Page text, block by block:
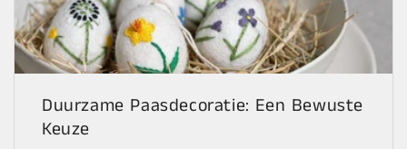
Duurzame Paasdecoratie: Een Bewuste
Keuze